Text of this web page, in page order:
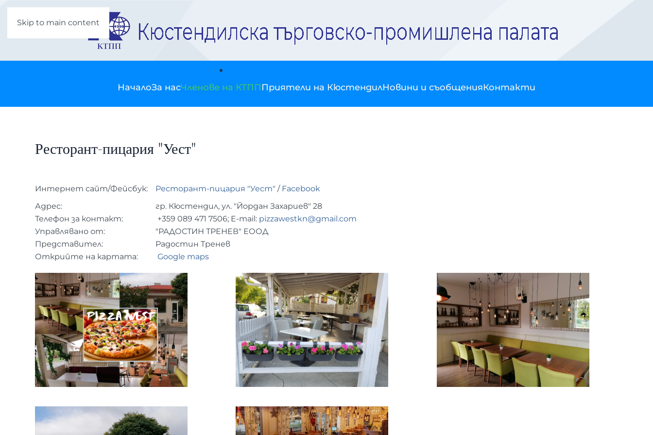
Skip to main content
НачалоЗа насЧленове на КТПППриятели на КюстендилНовини и съобщенияКонтакти
Ресторант-пицария "Уест"
Интернет сайт/Фейсбук: Ресторант-пицария "Уест" / Facebook
Адрес:
гр. Кюстендил, ул. "Йордан Захариев" 28
Телефон за контакт:
+359 089 471 7506; E-mail: pizzawestkn@gmail.com
Управлявано от:
"РАДОСТИН ТРЕНЕВ" ЕООД
Представител:
Радостин Тренев
Открийте на картата:
Google maps